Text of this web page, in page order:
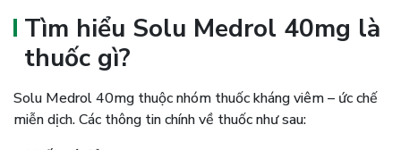
Tìm hiểu Solu Medrol 40mg là
thuốc gì?
Solu Medrol 40mg thuộc nhóm thuốc kháng viêm – ức chế
miễn dịch. Các thông tin chính về thuốc như sau: